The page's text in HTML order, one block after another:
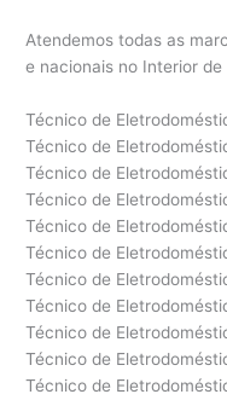
Atendemos todas as
e nacionais no Interior de
Técnico de
Técnico de
Técnico de
Técnico de
Técnico de
Técnico de
Técnico de
Técnico de
Técnico de
Técnico de
Técnico de